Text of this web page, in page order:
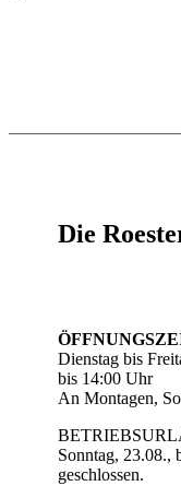
Die
Dienstag bis
bis 14:00 Uhr
An Montagen,
Sonntag, 23.08.,
geschlossen.